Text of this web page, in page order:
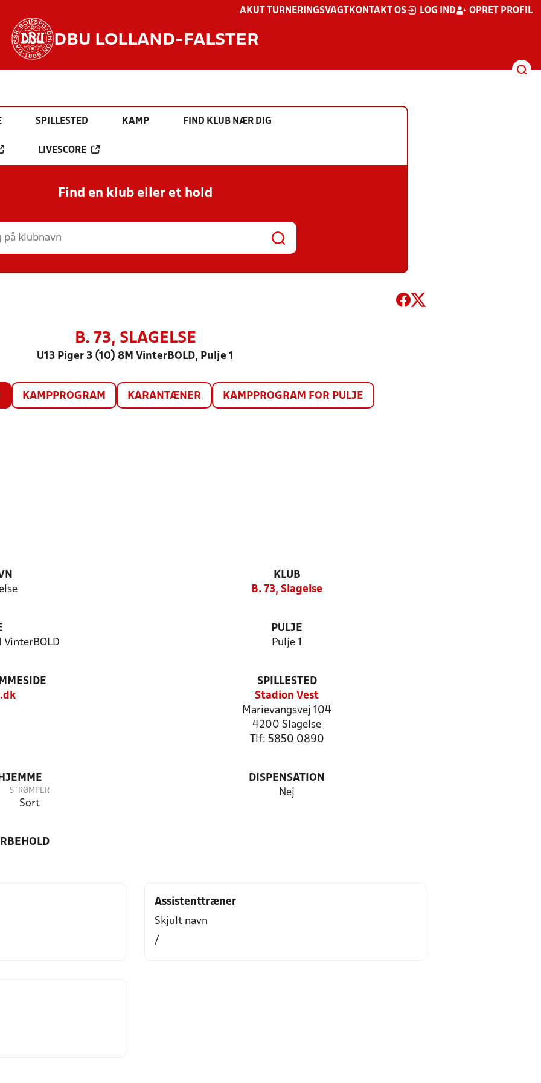
AKUT TURNERINGSVAGT KONTAKT OS LOG IND OPRET PROFIL
DBU LOLLAND-FALSTER
SPILLESTED KAMP FIND KLUB NÆR DIG
LIVESCORE
Find en klub eller et hold
B. 73, SLAGELSE
U13 Piger 3 (10) 8M VinterBOLD, Pulje 1
KAMPPROGRAM KARANTÆNER KAMPPROGRAM FOR PULJE
KLUB
B. 73, Slagelse
VinterBOLD
PULJE
Pulje 1
SPILLESTED
Stadion Vest
Marievangsvej 104
4200 Slagelse
Tlf: 5850 0890
STRØMPER
Sort
DISPENSATION
Nej
Assistenttræner
Skjult navn
/